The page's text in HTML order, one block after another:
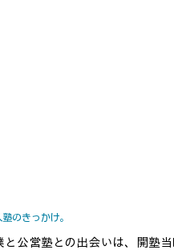
塾のきっかけ。
と公営塾との出会いは、開塾